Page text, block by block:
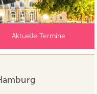
Aktuelle Termine